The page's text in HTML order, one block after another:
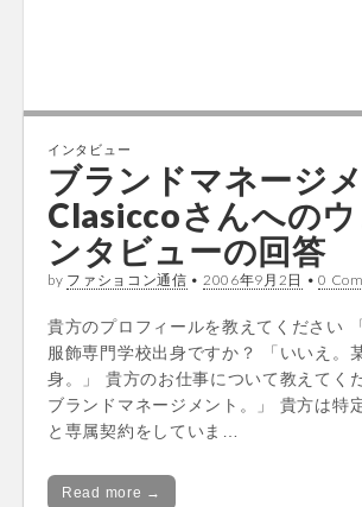
インタビュー
スタイリストアシス
ト・ＢＡＮＡＮＡ
ウェブインタビュー
byファショコン通信•2006年9月20日•0
貴方のプロフィールを教えてください
「いいえ」 貴方のお仕事について教え
インタビュー
ブランドマネージ
Clasiccoさんへの
ンタビューの回答
by ファショコン通信 • 2006年9月2日 •0
貴方のプロフィールを教えてください
服飾専門学校出身ですか？ 「いいえ。
身。」 貴方のお仕事について教えてく
ブランドマネージメント。」 貴方は特
と専属契約をしていま…
Read more →